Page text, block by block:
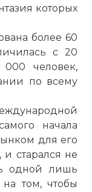
которых
более 60
с 20
человек,
по всему
начала
для его
старался не
одной лишь
том, чтобы